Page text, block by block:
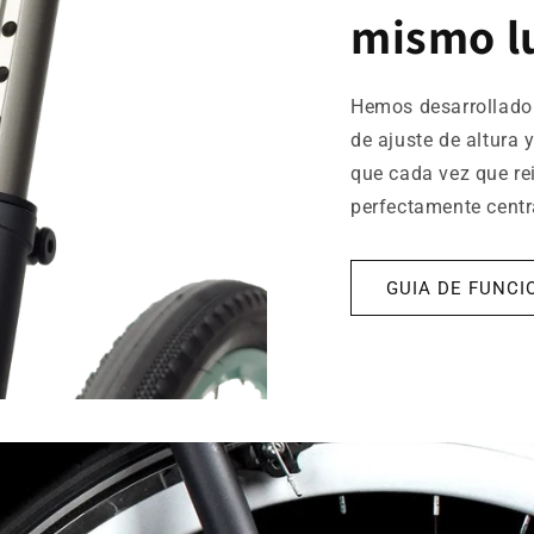
mismo
Hemos
de ajuste de altura
que cada vez que
perfectamente
GUIA DE